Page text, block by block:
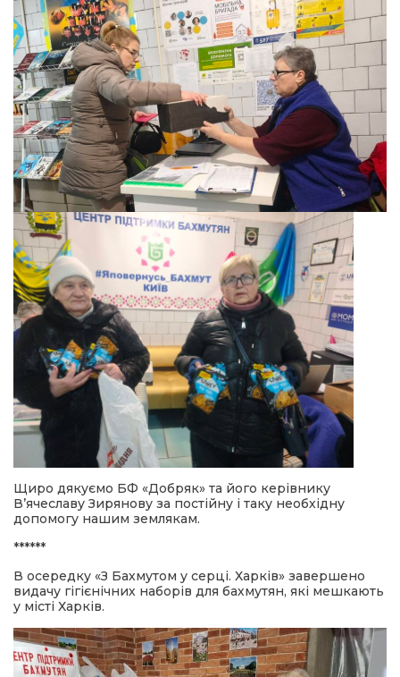
Щиро дякуємо БФ «Добряк» та його керівнику
В’ячеславу Зирянову за постійну і таку необхідну
допомогу нашим землякам.
******
В осередку «З Бахмутом у серці. Харків» завершено
видачу гігієнічних наборів для бахмутян, які мешкають
у місті Харків.